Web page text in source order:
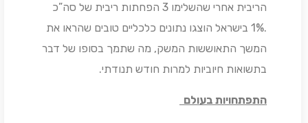
הריבית אחרי שהשלימו 3 הפחתות ריבית של סה”כ
.1% בישראל הוצגו נתונים כלכליים טובים שהראו את
המשך התאוששות המשק, מה שתמך בסופו של דבר
בתשואות חיוביות למרות חודש תנודתי.
התפתחויות בעולם